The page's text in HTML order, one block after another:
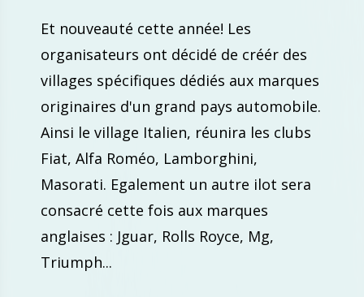
Et nouveauté cette année! Les
organisateurs ont décidé de créér des
villages spécifiques dédiés aux marques
originaires d'un grand pays automobile.
Ainsi le village Italien, réunira les clubs
Fiat, Alfa Roméo, Lamborghini,
Masorati. Egalement un autre ilot sera
consacré cette fois aux marques
anglaises : Jguar, Rolls Royce, Mg,
Triumph...